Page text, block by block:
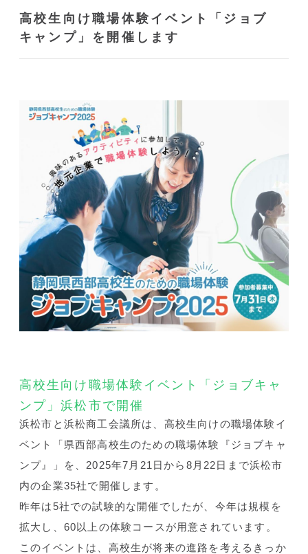
高校生向け職場体験イベント「ジョブ
キャンプ」を開催します
高校生向け職場体験イベント
「ジョブキャ
ンプ」浜松市で開催
浜松市と浜松商工会議所は、高校生向けの職場体験イ
ベント「県西部高校生のための職場体験『ジョブキャ
ンプ』」を、2025年7月21日から8月22日まで浜松市
内の企業35社で開催します。
昨年は5社での試験的な開催でしたが、今年は規模を
拡大し、60以上の体験コースが用意されています。
このイベントは、高校生が将来の進路を考えるきっか